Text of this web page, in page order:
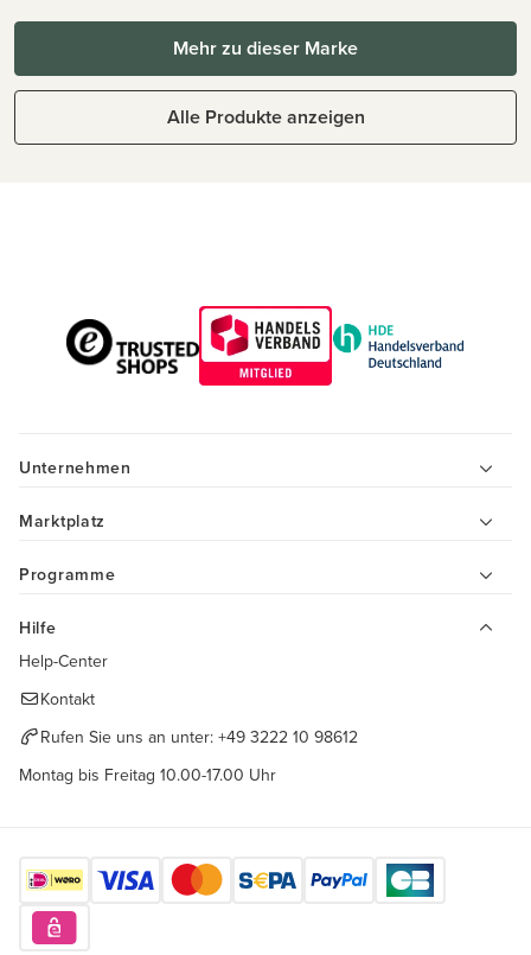
Mehr zu dieser Marke
Alle Produkte anzeigen
Unternehmen
Marktplatz
Programme
Hilfe
Help-Center
Kontakt
Rufen Sie uns an unter: +49 3222 10 98612
Montag bis Freitag 10.00-17.00 Uhr